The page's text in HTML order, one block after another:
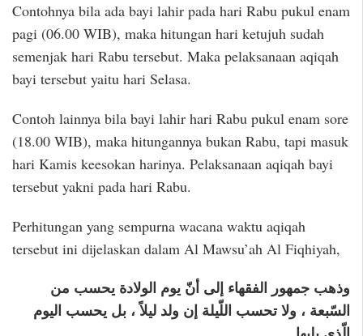
Contohnya bila ada bayi lahir pada hari Rabu pukul enam
pagi (06.00 WIB), maka hitungan hari ketujuh sudah
semenjak hari Rabu tersebut. Maka pelaksanaan aqiqah
bayi tersebut yaitu hari Selasa.
Contoh lainnya bila bayi lahir hari Rabu pukul enam sore
(18.00 WIB), maka hitungannya bukan Rabu, tapi masuk
hari Kamis keesokan harinya. Pelaksanaan aqiqah bayi
tersebut yakni pada hari Rabu.
Perhitungan yang sempurna wacana waktu aqiqah
tersebut ini dijelaskan dalam Al Mawsu’ah Al Fiqhiyah,
وذهب جمهور الفقهاء إلى أنّ يوم الولادة يحسب من
السّبعة ، ولا تحسب اللّيلة إن ولد ليلاً ، بل يحسب اليوم